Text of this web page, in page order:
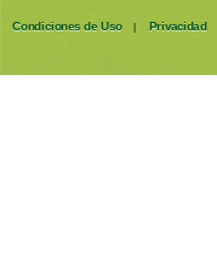
Condiciones de Uso | Privacidad